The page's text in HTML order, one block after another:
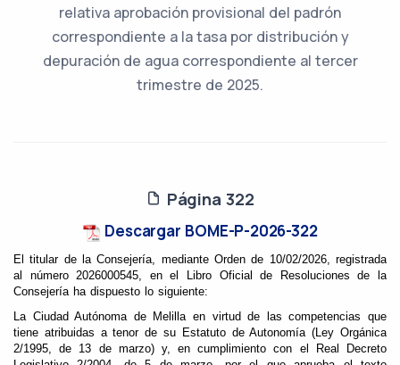
relativa aprobación provisional del padrón
correspondiente a la tasa por distribución y
depuración de agua correspondiente al tercer
trimestre de 2025.
Página 322
Descargar BOME-P-2026-322
El titular de la Consejería, mediante Orden de 10/02/2026, registrada
al número 2026000545, en el Libro Oficial de Resoluciones de la
Consejería ha dispuesto lo siguiente:
La Ciudad Autónoma de Melilla en virtud de las competencias que
tiene atribuidas a tenor de su Estatuto de Autonomía (Ley Orgánica
2/1995, de 13 de marzo) y, en cumplimiento con el Real Decreto